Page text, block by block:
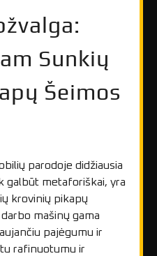
Sunkių
Šeimos
parodoje didžiausia
galbūt metaforiškai, yra
krovinių pikapų
mašinų gama
pajėgumu ir
rafinuotumu ir